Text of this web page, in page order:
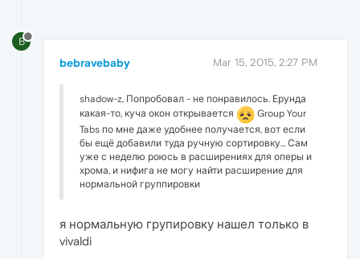
B
bebravebaby Mar 15, 2015, 2:27 PM
shadow-z, Попробовал - не понравилось. Ерунда
какая-то, куча окон открывается
Group Your
Tabs по мне даже удобнее получается, вот если
бы ещё добавили туда ручную сортировку... Сам
уже с неделю роюсь в расширениях для оперы и
хрома, и нифига не могу найти расширение для
нормальной группировки
я нормальную групировку нашел только в
vivaldi